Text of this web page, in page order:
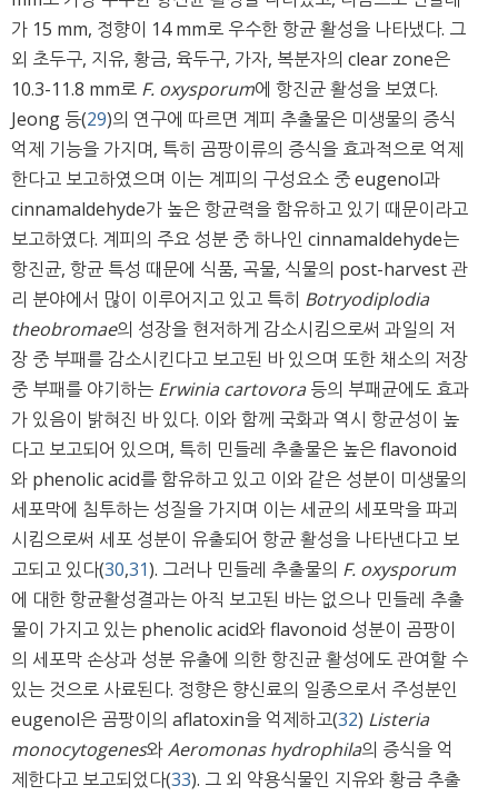
가 15 mm, 정향이 14 mm로 우수한 항균 활성을 나타냈다. 그
외 초두구, 지유, 황금, 육두구, 가자, 복분자의 clear zone은
10.3-11.8 mm로 F. oxysporum에 항진균 활성을 보였다.
Jeong 등(29)의 연구에 따르면 계피 추출물은 미생물의 증식
억제 기능을 가지며, 특히 곰팡이류의 증식을 효과적으로 억제
한다고 보고하였으며 이는 계피의 구성요소 중 eugenol과
cinnamaldehyde가 높은 항균력을 함유하고 있기 때문이라고
보고하였다. 계피의 주요 성분 중 하나인 cinnamaldehyde는
항진균, 항균 특성 때문에 식품, 곡물, 식물의 post-harvest 관
리 분야에서 많이 이루어지고 있고 특히 Botryodiplodia
theobromae의 성장을 현저하게 감소시킴으로써 과일의 저
장 중 부패를 감소시킨다고 보고된 바 있으며 또한 채소의 저장
중 부패를 야기하는 Erwinia cartovora등의 부패균에도 효과
가 있음이 밝혀진 바 있다. 이와 함께 국화과 역시 항균성이 높
다고 보고되어 있으며, 특히 민들레 추출물은 높은 flavonoid
와 phenolic acid를 함유하고 있고 이와 같은 성분이 미생물의
세포막에 침투하는 성질을 가지며 이는 세균의 세포막을 파괴
시킴으로써 세포 성분이 유출되어 항균 활성을 나타낸다고 보
고되고 있다(30,31). 그러나 민들레 추출물의 F. oxysporum
에 대한 항균활성결과는 아직 보고된 바는 없으나 민들레 추출
물이 가지고 있는 phenolic acid와 flavonoid 성분이 곰팡이
의 세포막 손상과 성분 유출에 의한 항진균 활성에도 관여할 수
있는 것으로 사료된다. 정향은 향신료의 일종으로서 주성분인
eugenol은 곰팡이의 aflatoxin을 억제하고(32) Listeria
monocytogenes와Aeromonas hydrophila의 증식을 억
제한다고 보고되었다(33). 그 외 약용식물인 지유와 황금 추출